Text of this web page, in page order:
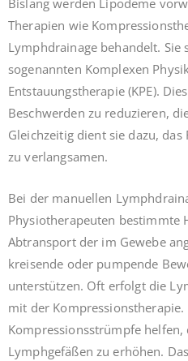
Bislang werden Lipödeme
Therapien wie
Lymphdrainage behandelt.
sogenannten Komplexen
Entstauungstherapie (KPE).
Beschwerden zu reduzieren,
Gleichzeitig dient sie dazu,
zu verlangsamen.
Bei der manuellen
Physiotherapeuten bestimmte
Abtransport der im Gewebe
kreisende oder pumpende
unterstützen. Oft erfolgt die
mit der Kompressionstherapie.
Kompressionsstrümpfe helfen,
Lymphgefäßen zu erhöhen.